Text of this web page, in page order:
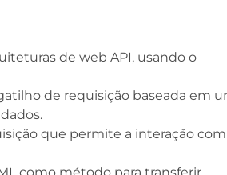
de web API, usando o
de requisição baseada em
que permite a interação com